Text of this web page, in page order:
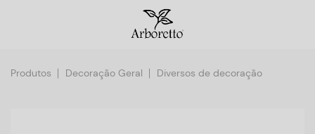
Produtos Decoração Geral Diversos de decoração